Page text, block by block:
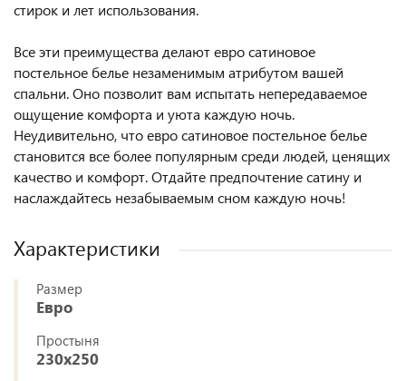
стирок и лет использования.
Все эти преимущества делают евро сатиновое
постельное белье незаменимым атрибутом вашей
спальни. Оно позволит вам испытать непередаваемое
ощущение комфорта и уюта каждую ночь.
Неудивительно, что евро сатиновое постельное белье
становится все более популярным среди людей, ценящих
качество и комфорт. Отдайте предпочтение сатину и
наслаждайтесь незабываемым сном каждую ночь!
Характеристики
Размер
Евро
Простыня
230x250